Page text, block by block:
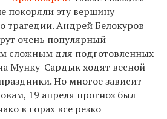
покоряли эту вершину
трагедии. Андрей Белокуров
очень популярный
сложным для подготовленных
Мунку-Сардык ходят весной —
Но многое зависит
19 апреля прогноз был
в горах все резко